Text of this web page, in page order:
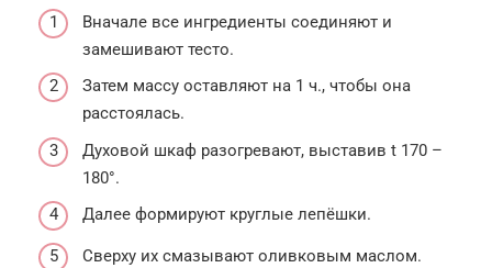
Вначале все ингредиенты соединяют и
замешивают тесто.
Затем массу оставляют на 1 ч., чтобы она
расстоялась.
Духовой шкаф разогревают, выставив t 170 –
180°.
Далее формируют круглые лепёшки.
Сверху их смазывают оливковым маслом.